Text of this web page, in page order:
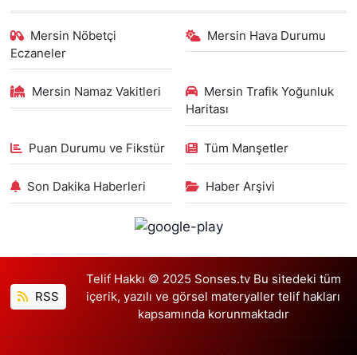
Mersin Nöbetçi
Eczaneler
Mersin Hava Durumu
Mersin Namaz Vakitleri
Mersin Trafik Yoğunluk
Haritası
Puan Durumu ve Fikstür Tüm Manşetler
Son Dakika Haberleri Haber Arşivi
RSS
Telif Hakkı © 2025 Sonses.tv Bu sitedeki tüm
içerik, yazılı ve görsel materyaller telif hakları
kapsamında korunmaktadır